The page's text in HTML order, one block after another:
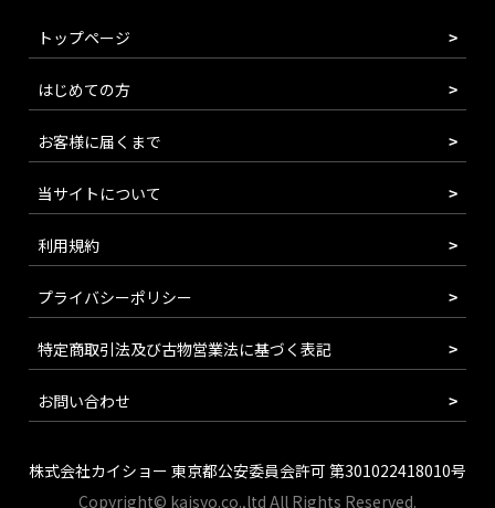
トップページ
はじめての方
お客様に届くまで
当サイトについて
利用規約
プライバシーポリシー
特定商取引法及び古物営業法に基づく表記
お問い合わせ
株式会社カイショー 東京都公安委員会許可 第301022418010号
Copyright© kaisyo.co.,ltd All Rights Reserved.